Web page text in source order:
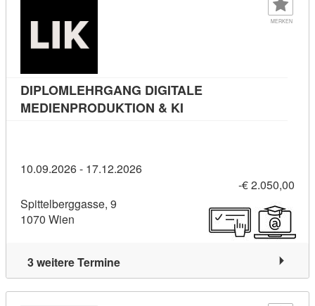
MERKEN
DIPLOMLEHRGANG DIGITALE
MEDIENPRODUKTION & KI
10.09.2026 - 17.12.2026
-€ 2.050,00
Spittelberggasse, 9
1070 Wien
3 weitere Termine